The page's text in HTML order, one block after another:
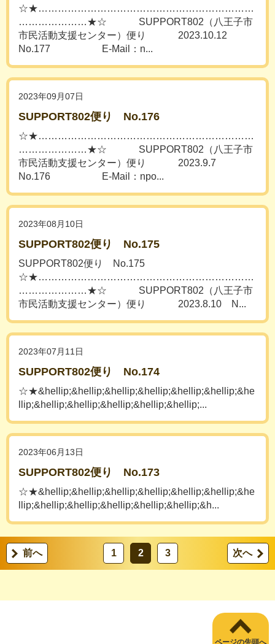
☆★…………………………………………………………
…………………★☆ SUPPORT802（八王子市
市民活動支援センター）便り 2023.10.12
No.177 E-Mail：n...
2023年09月07日
SUPPORT802便り No.176
☆★…………………………………………………………
…………………★☆ SUPPORT802（八王子市
市民活動支援センター）便り 2023.9.7
No.176 E-Mail：npo...
2023年08月10日
SUPPORT802便り No.175
SUPPORT802便り No.175
☆★…………………………………………………………
…………………★☆ SUPPORT802（八王子市
市民活動支援センター）便り 2023.8.10 N...
2023年07月11日
SUPPORT802便り No.174
☆★&hellip;&hellip;&hellip;&hellip;&hellip;&hellip;&he
llip;&hellip;&hellip;&hellip;&hellip;&hellip;...
2023年06月13日
SUPPORT802便り No.173
☆★&hellip;&hellip;&hellip;&hellip;&hellip;&hellip;&he
llip;&hellip;&hellip;&hellip;&hellip;&hellip;&h...
前へ 1 2 3 次へ
ページの先頭へ